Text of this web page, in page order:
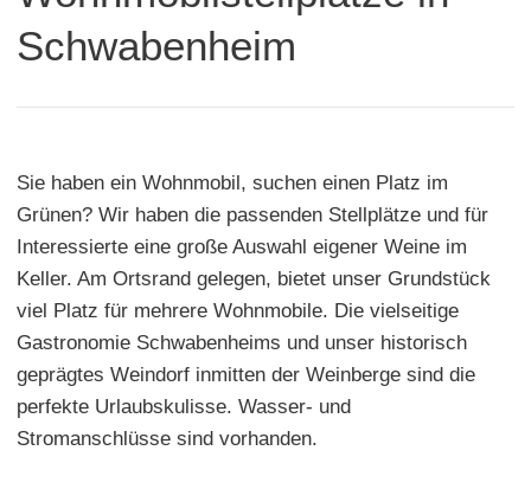
Schwabenheim
Sie haben ein Wohnmobil, suchen einen Platz im
Grünen? Wir haben die passenden Stellplätze und für
Interessierte eine große Auswahl eigener Weine im
Keller. Am Ortsrand gelegen, bietet unser Grundstück
viel Platz für mehrere Wohnmobile. Die vielseitige
Gastronomie Schwabenheims und unser historisch
geprägtes Weindorf inmitten der Weinberge sind die
perfekte Urlaubskulisse. Wasser- und
Stromanschlüsse sind vorhanden.